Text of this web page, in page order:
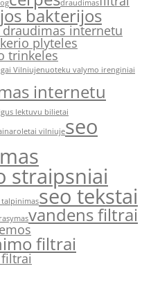
draudimas
bakterijos
draudimas internetu
plyteles
trinkeles
Vilniujenuoteku valymo irenginiai
internetu
lektuvu bilietai
roletai vilniujeseo
straipsniai
seo tekstai
vandens filtrai
filtrai
filtrai